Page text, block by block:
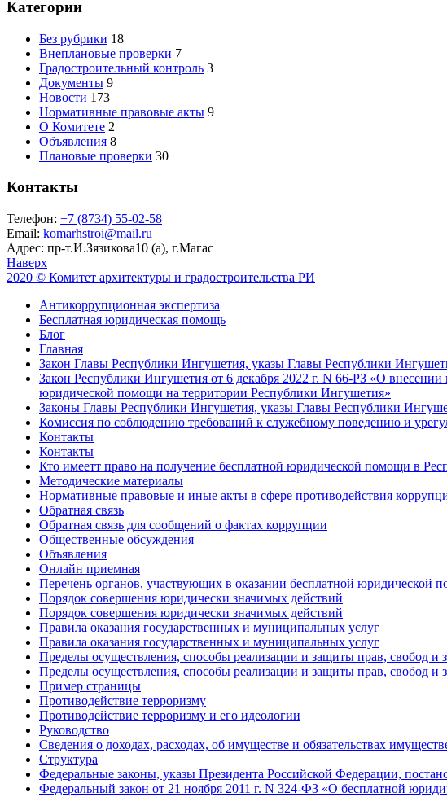
Категории
Без рубрики 18
Внеплановые проверки 7
Градостроительный контроль 3
Документы 9
Новости 173
Нормативные правовые акты 9
О Комитете 2
Объявления 8
Плановые проверки 30
Контакты
Телефон: +7 (8734) 55-02-58
Email: komarhstroi@mail.ru
Адрес: пр-т.И.Зязикова10 (а), г.Магас
Наверх
2020 © Комитет архитектуры и градостроительства РИ
Антикоррупционная экспертиза
Бесплатная юридическая помощь
Блог
Главная
Закон Главы Республики Ингушетия, указы Главы Республики
Закон Республики Ингушетия от 6 декабря 2022 г. N 66-РЗ «О
юридической помощи на территории Республики Ингушетия»
Законы Главы Республики Ингушетия, указы Главы Республики
Комиссия по соблюдению требований к служебному поведению и
Контакты
Контакты
Кто имеетт право на получение бесплатной юридической помощи в
Методические материалы
Нормативные правовые и иные акты в сфере противодействия
Обратная связь
Обратная связь для сообщений о фактах коррупции
Общественные обсуждения
Объявления
Онлайн приемная
Перечень органов, участвующих в оказании бесплатной юридической
Порядок совершения юридически значимых действий
Порядок совершения юридически значимых действий
Правила оказания государственных и муниципальных услуг
Правила оказания государственных и муниципальных услуг
Пределы осуществления, способы реализации и защиты прав, свобод и
Пределы осуществления, способы реализации и защиты прав, свобод и
Пример страницы
Противодействие терроризму
Противодействие терроризму и его идеологии
Руководство
Сведения о доходах, расходах, об имуществе и обязательствах
Структура
Федеральные законы, указы Президента Российской Федерации,
Федеральный закон от 21 ноября 2011 г. N 324-ФЗ «О бесплатной